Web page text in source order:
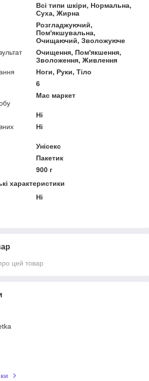
Всі типи шкіри, Нормальна,
Суха, Жирна
Розгладжуючий,
Пом'якшувальна,
Очищаючий, Зволожуюче
Очищення, Пом'якшення,
Зволоження, Живлення
Ноги, Руки, Тіло
6
Мас маркет
Ні
Ні
Унісекс
Пакетик
900 г
характеристики
Ні
цей товар